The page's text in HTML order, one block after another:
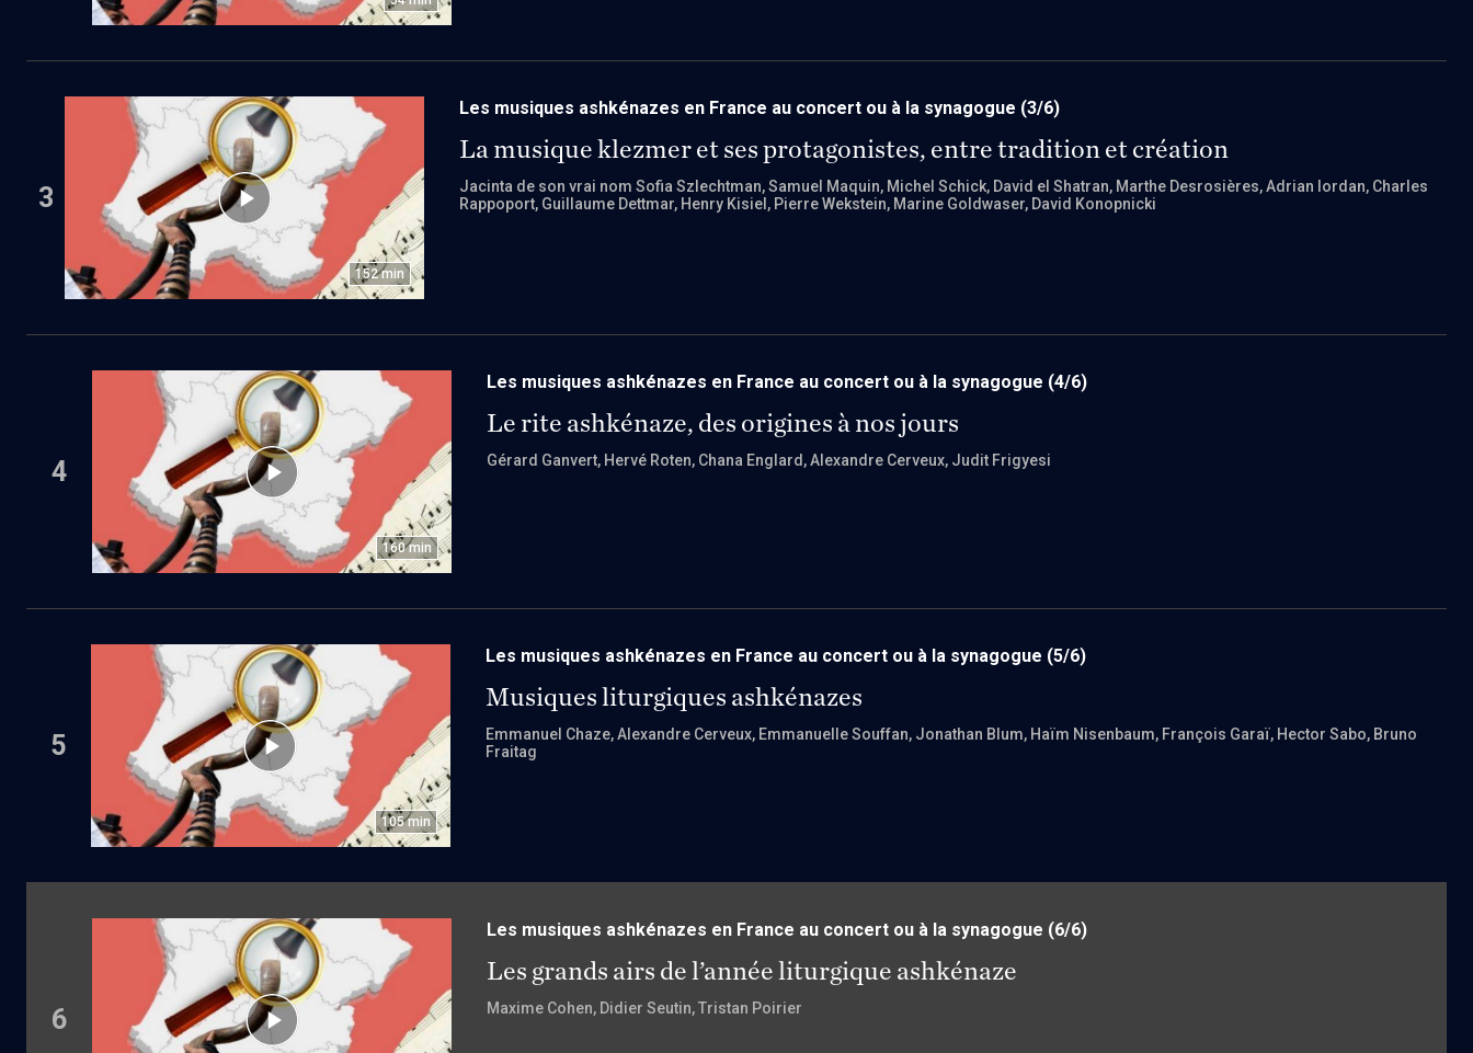
3
152 min
Les musiques ashkénazes en France au concert ou à la synagogue (3/6)
La musique klezmer et ses protagonistes, entre tradition et création
Jacinta de son vrai nom Sofia Szlechtman, Samuel Maquin, Michel Schick, David el Shatran, Marthe Desrosières, Adrian Iordan, Charles
Rappoport, Guillaume Dettmar, Henry Kisiel , Pierre Wekstein, Marine Goldwaser, David Konopnicki
4
160 min
Les musiques ashkénazes en France au concert ou à la synagogue (4/6)
Le rite ashkénaze, des origines à nos jours
Gérard Ganvert, Hervé Roten, Chana Englard , Alexandre Cerveux, Judit Frigyesi
5
105 min
Les musiques ashkénazes en France au concert ou à la synagogue (5/6)
Musiques liturgiques ashkénazes
Emmanuel Chaze, Alexandre Cerveux, Emmanuelle Souffan, Jonathan Blum, Haïm Nisenbaum, François Garaï, Hector Sabo, Bruno
Fraitag
6
Les musiques ashkénazes en France au concert ou à la synagogue (6/6)
Les grands airs de l’année liturgique ashkénaze
Maxime Cohen, Didier Seutin, Tristan Poirier